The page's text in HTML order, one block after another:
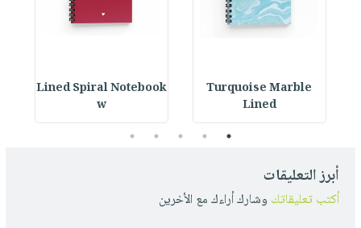
Turquoise Marble
Lined
Lined Spiral Notebook
w
1
2
3
4
5
أبرز التعليقات
أكتب تعليقاتك وشارك أراءك مع الأخرين